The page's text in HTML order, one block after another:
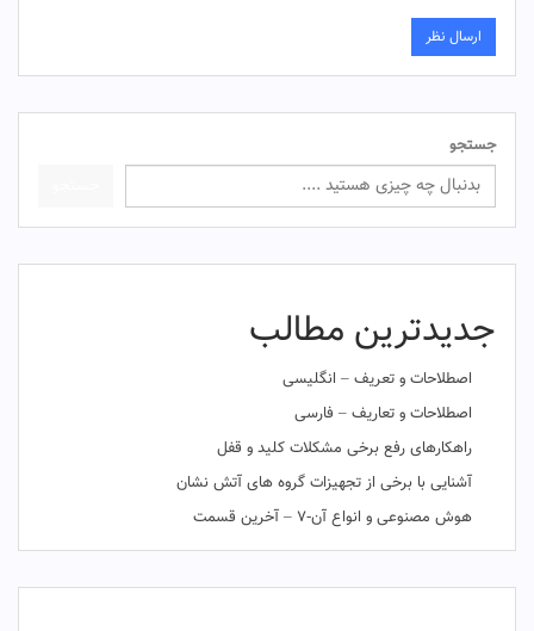
جستجو
جدیدترین مطالب
اصطلاحات و تعریف – انگلیسی
اصطلاحات و تعاریف – فارسی
راهکارهای رفع برخی مشکلات کلید و قفل
آشنایی با برخی از تجهیزات گروه های آتش نشان
هوش مصنوعی و انواع آن-۷ – آخرین قسمت